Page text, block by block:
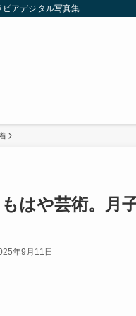
アデジタル写真集
はや芸術。月
年9月11日